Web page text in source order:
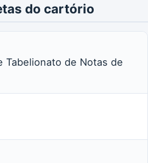
do cartório
Tabelionato de Notas de